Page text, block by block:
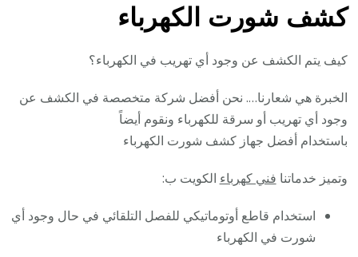
كشف شورت الكهرباء
كيف يتم الكشف عن وجود أي تهريب في الكهرباء؟
الخبرة هي شعارنا…. نحن أفضل شركة متخصصة في الكشف عن
وجود أي تهريب أو سرقة للكهرباء ونقوم أيضاً
باستخدام أفضل جهاز كشف شورت الكهرباء
وتميز خدماتنا فني كهرباء الكويت ب:
استخدام قاطع أوتوماتيكي للفصل التلقائي في حال وجود أي
شورت في الكهرباء